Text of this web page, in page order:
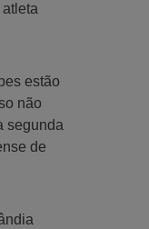
estão
não
segunda
de